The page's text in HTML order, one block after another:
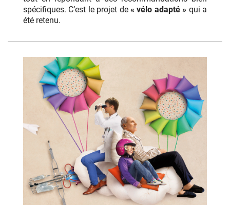
spécifiques. C’est le projet de « vélo adapté » qui a
été retenu.